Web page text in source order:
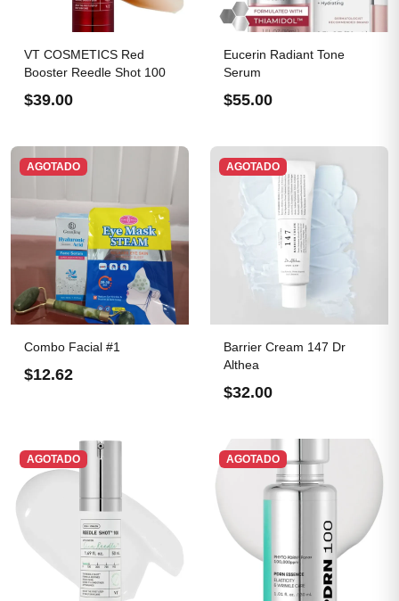
VT COSMETICS Red
Booster Reedle Shot 100
$39.00
Eucerin Radiant Tone
Serum
$55.00
AGOTADO
Combo Facial #1
$12.62
AGOTADO
Barrier Cream 147 Dr
Althea
$32.00
AGOTADO AGOTADO